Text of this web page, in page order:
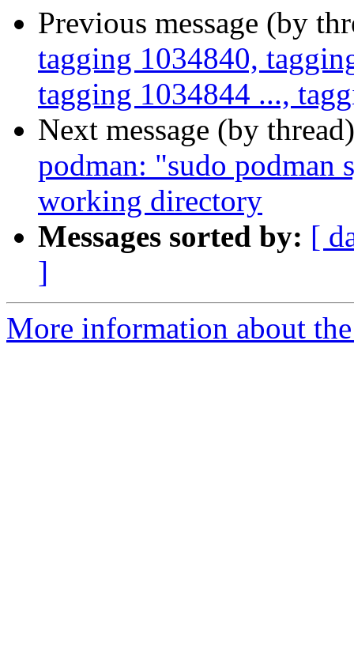
Previous message (by
tagging 1034840,
tagging 1034844 ...,
Next message (by
podman: "sudo podman
working directory
Messages sorted by: [
]
More information about